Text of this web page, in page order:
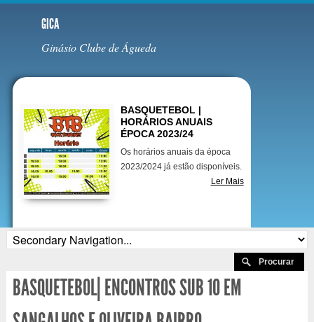
GICA
Ginásio Clube de Águeda
BASQUETEBOL |
HORÁRIOS ANUAIS
ÉPOCA 2023/24
Os horários anuais da época
2023/2024 já estão disponíveis.
Ler Mais
BASQUETEBOL| ENCONTROS SUB 10 EM